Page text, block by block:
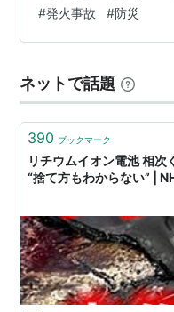
用が危険とされる背景
連 国内鉄道の「禁止／
起を更新 なぜ車内での
のか 6月1…
#発火事故 #防災
ネットで話題
390 ブックマーク
リチウムイオン電池 相次
“捨て方もわからない” |